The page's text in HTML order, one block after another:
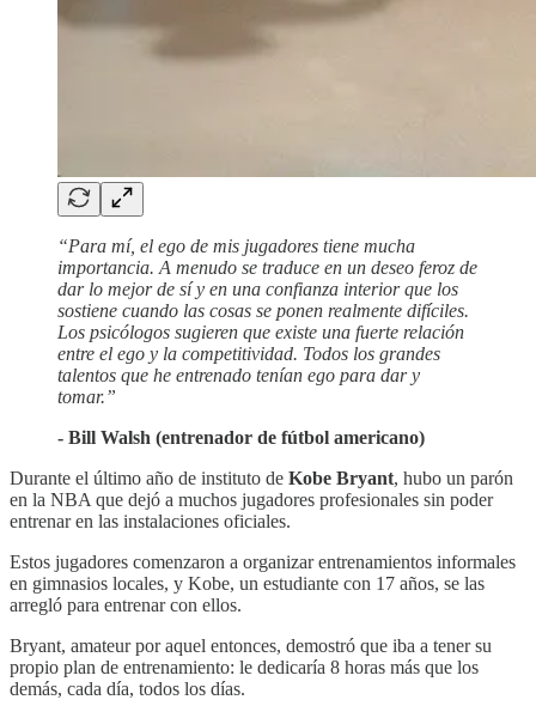
“Para mí, el ego de mis jugadores tiene mucha
importancia. A menudo se traduce en un deseo feroz de
dar lo mejor de sí y en una confianza interior que los
sostiene cuando las cosas se ponen realmente difíciles.
Los psicólogos sugieren que existe una fuerte relación
entre el ego y la competitividad. Todos los grandes
talentos que he entrenado tenían ego para dar y
tomar.”
- Bill Walsh (entrenador de fútbol americano)
Durante el último año de instituto de Kobe Bryant, hubo un parón
en la NBA que dejó a muchos jugadores profesionales sin poder
entrenar en las instalaciones oficiales.
Estos jugadores comenzaron a organizar entrenamientos informales
en gimnasios locales, y Kobe, un estudiante con 17 años, se las
arregló para entrenar con ellos.
Bryant, amateur por aquel entonces, demostró que iba a tener su
propio plan de entrenamiento: le dedicaría 8 horas más que los
demás, cada día, todos los días.